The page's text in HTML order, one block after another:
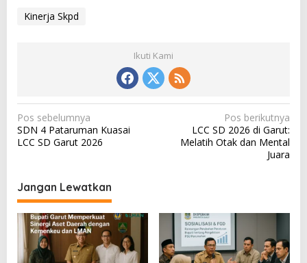
Kinerja Skpd
Ikuti Kami
N
a
g
a
s
Pos sebelumnya
SDN 4 Pataruman Kuasai
LCC SD Garut 2026
Pos berikutnya
LCC SD 2026 di Garut:
Melatih Otak dan Mental
Juara
Jangan Lewatkan